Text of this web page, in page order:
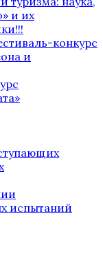
и их
конкурс
и
испытаний